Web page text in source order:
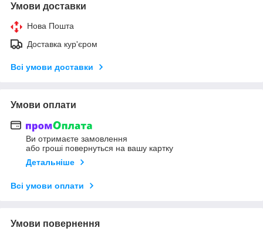
Умови доставки
Нова Пошта
Доставка кур'єром
Всі умови доставки
Умови оплати
Ви отримаєте замовлення
або гроші повернуться на вашу картку
Детальніше
Всі умови оплати
Умови повернення